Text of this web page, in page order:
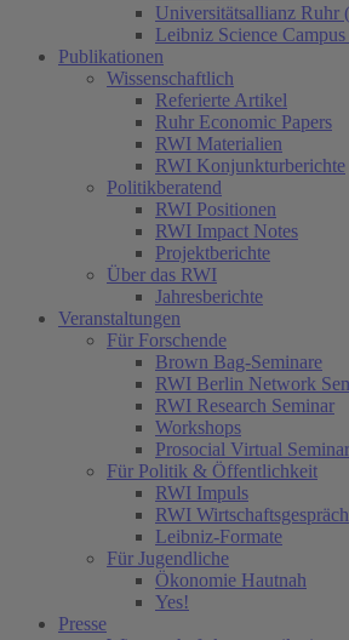
Universitätsallianz Ruhr
Leibniz Science
Publikationen
Wissenschaftlich
Referierte Artikel
Ruhr Economic Papers
RWI Materialien
RWI Konjunkturberichte
Politikberatend
RWI Positionen
RWI Impact Notes
Projektberichte
Über das RWI
Jahresberichte
Veranstaltungen
Für Forschende
Brown Bag-Seminare
RWI Berlin Network
RWI Research Seminar
Workshops
Prosocial Virtual Seminar
Für Politik & Öffentlichkeit
RWI Impuls
RWI Wirtschaftsgespräch
Leibniz-Formate
Für Jugendliche
Ökonomie Hautnah
Yes!
Presse